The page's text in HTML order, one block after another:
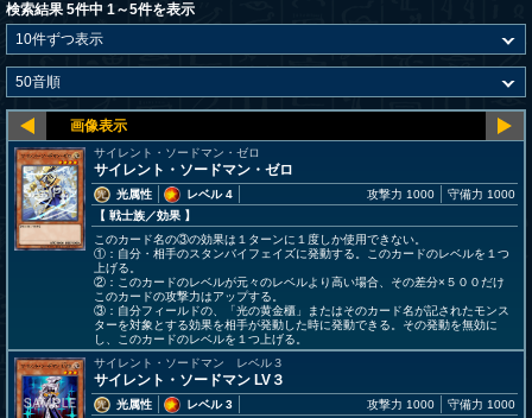
検索結果 5件中 1～5件を表示
サイレント・ソードマン・ゼロ
サイレント・ソードマン・ゼロ
光属性
レベル 4
【 戦士族／効果 】
攻撃力 1000 守備力 1000
このカード名の③の効果は１ターンに１度しか使用できない。
①：自分・相手のスタンバイフェイズに発動する。このカードのレベルを１つ
上げる。
②：このカードのレベルが元々のレベルより高い場合、その差分×５００だけ
このカードの攻撃力はアップする。
③：自分フィールドの、「光の黄金櫃」またはそのカード名が記されたモンス
ターを対象とする効果を相手が発動した時に発動できる。その発動を無効に
し、このカードのレベルを１つ上げる。
サイレント・ソードマン レベル３
サイレント・ソードマン LV３
光属性
レベル 3
攻撃力 1000 守備力 1000